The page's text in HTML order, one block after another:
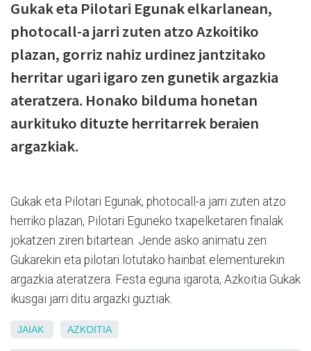
Gukak eta Pilotari Egunak elkarlanean,
photocall-a jarri zuten atzo Azkoitiko
plazan, gorriz nahiz urdinez jantzitako
herritar ugari igaro zen gunetik argazkia
ateratzera. Honako bilduma honetan
aurkituko dituzte herritarrek beraien
argazkiak.
Gukak eta Pilotari Egunak, photocall-a jarri zuten atzo
herriko plazan, Pilotari Eguneko txapelketaren finalak
jokatzen ziren bitartean. Jende asko animatu zen
Gukarekin eta pilotari lotutako hainbat elementurekin
argazkia ateratzera. Festa eguna igarota, Azkoitia Gukak
ikusgai jarri ditu argazki guztiak.
JAIAK AZKOITIA